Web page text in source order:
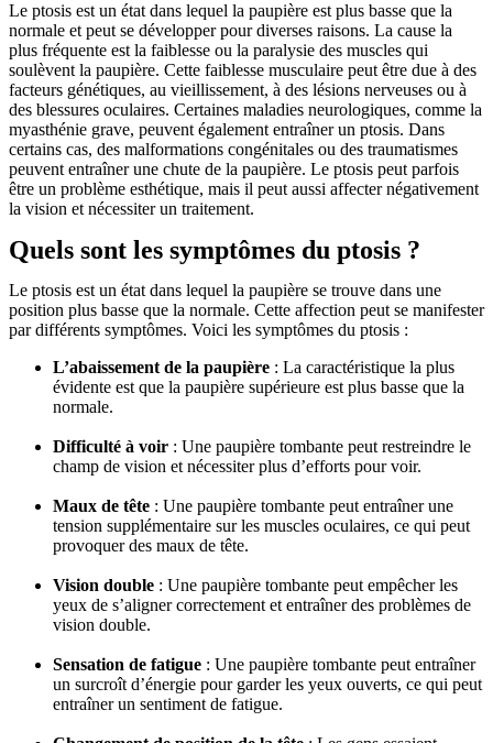
Le ptosis est un état dans lequel la paupière est plus basse que la
normale et peut se développer pour diverses raisons. La cause la
plus fréquente est la faiblesse ou la paralysie des muscles qui
soulèvent la paupière. Cette faiblesse musculaire peut être due à des
facteurs génétiques, au vieillissement, à des lésions nerveuses ou à
des blessures oculaires. Certaines maladies neurologiques, comme la
myasthénie grave, peuvent également entraîner un ptosis. Dans
certains cas, des malformations congénitales ou des traumatismes
peuvent entraîner une chute de la paupière. Le ptosis peut parfois
être un problème esthétique, mais il peut aussi affecter négativement
la vision et nécessiter un traitement.
Quels sont les symptômes du ptosis ?
Le ptosis est un état dans lequel la paupière se trouve dans une
position plus basse que la normale. Cette affection peut se manifester
par différents symptômes. Voici les symptômes du ptosis :
L’abaissement de la paupière : La caractéristique la plus
évidente est que la paupière supérieure est plus basse que la
normale.
Difficulté à voir : Une paupière tombante peut restreindre le
champ de vision et nécessiter plus d’efforts pour voir.
Maux de tête : Une paupière tombante peut entraîner une
tension supplémentaire sur les muscles oculaires, ce qui peut
provoquer des maux de tête.
Vision double : Une paupière tombante peut empêcher les
yeux de s’aligner correctement et entraîner des problèmes de
vision double.
Sensation de fatigue : Une paupière tombante peut entraîner
un surcroît d’énergie pour garder les yeux ouverts, ce qui peut
entraîner un sentiment de fatigue.